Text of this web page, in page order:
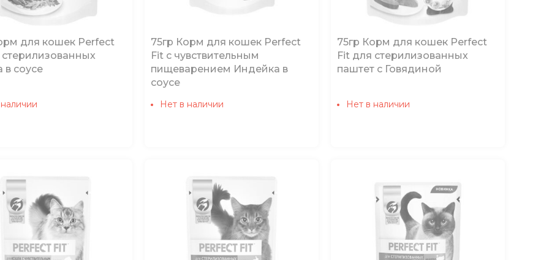
для кошек Perfect
стерилизованных
в соусе
75гр Корм для кошек Perfect
Fit с чувствительным
пищеварением Индейка в
соусе
Нет в наличии
75гр Корм для кошек Perfect
Fit для стерилизованных
паштет с Говядиной
Нет в наличии